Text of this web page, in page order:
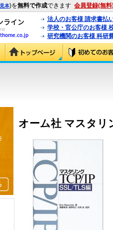
見本)を無料で作成できます 会員登録(無料
法人のお客様 請求書払
学校・官公庁のお客様
研究機関のお客様 科研
オーム社 マスタリ